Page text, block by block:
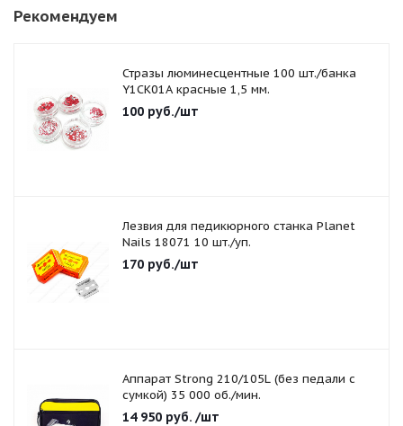
Рекомендуем
Стразы люминесцентные 100 шт./банка
Y1CK01A красные 1,5 мм.
100 руб./шт
Лезвия для педикюрного станка Planet
Nails 18071 10 шт./уп.
170 руб./шт
Аппарат Strong 210/105L (без педали с
сумкой) 35 000 об./мин.
14 950 руб. /шт